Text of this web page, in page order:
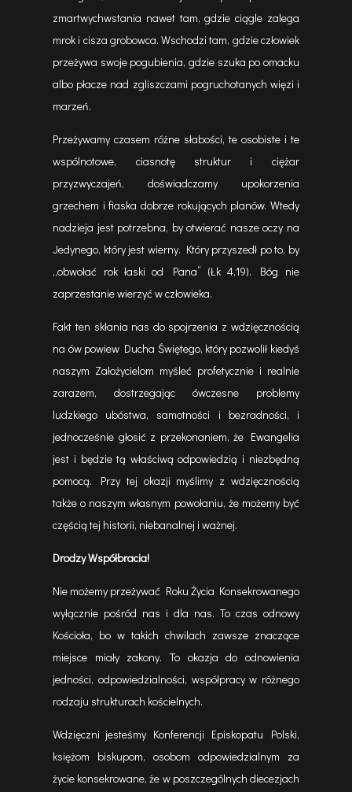
zmartwychwstania nawet tam, gdzie ciągle zalega
mrok i cisza grobowca. Wschodzi tam, gdzie człowiek
przeżywa swoje pogubienia, gdzie szuka po omacku
albo płacze nad zgliszczami pogruchotanych więzi i
marzeń.
Przeżywamy czasem różne słabości, te osobiste i te
wspólnotowe, ciasnotę struktur i ciężar
przyzwyczajeń, doświadczamy upokorzenia
grzechem i fiaska dobrze rokujących planów. Wtedy
nadzieja jest potrzebna, by otwierać nasze oczy na
Jedynego, który jest wierny. Który przyszedł po to, by
„obwołać rok łaski od Pana” (Łk 4,19). Bóg nie
zaprzestanie wierzyć w człowieka.
Fakt ten skłania nas do spojrzenia z wdzięcznością
na ów powiew Ducha Świętego, który pozwolił kiedyś
naszym Założycielom myśleć profetycznie i realnie
zarazem, dostrzegając ówczesne problemy
ludzkiego ubóstwa, samotności i bezradności, i
jednocześnie głosić z przekonaniem, że Ewangelia
jest i będzie tą właściwą odpowiedzią i niezbędną
pomocą. Przy tej okazji myślimy z wdzięcznością
także o naszym własnym powołaniu, że możemy być
częścią tej historii, niebanalnej i ważnej.
Drodzy Współbracia!
Nie możemy przeżywać Roku Życia Konsekrowanego
wyłącznie pośród nas i dla nas. To czas odnowy
Kościoła, bo w takich chwilach zawsze znaczące
miejsce miały zakony. To okazja do odnowienia
jedności, odpowiedzialności, współpracy w różnego
rodzaju strukturach kościelnych.
Wdzięczni jesteśmy Konferencji Episkopatu Polski,
księżom biskupom, osobom odpowiedzialnym za
życie konsekrowane, że w poszczególnych diecezjach